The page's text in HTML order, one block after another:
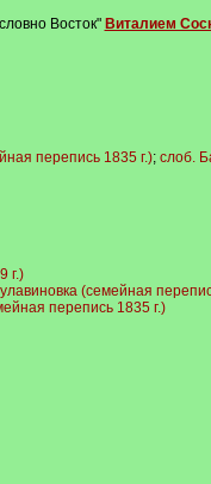
Восток" Виталием
перепись 1835 г.); слоб.
г.)
(семейная
перепись 1835 г.)